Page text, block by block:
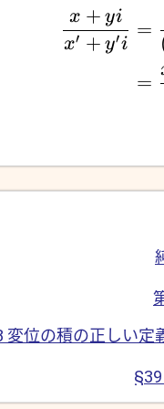
x′ + y′i
x + yi
=
=
変位の積の正しい定